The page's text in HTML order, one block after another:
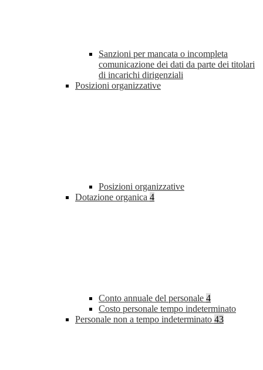
Sanzioni per mancata o incompleta
comunicazione dei dati da parte dei titolari
di incarichi dirigenziali
Posizioni organizzative
Posizioni organizzative
Dotazione organica 4
Conto annuale del personale 4
Costo personale tempo indeterminato
Personale non a tempo indeterminato 43